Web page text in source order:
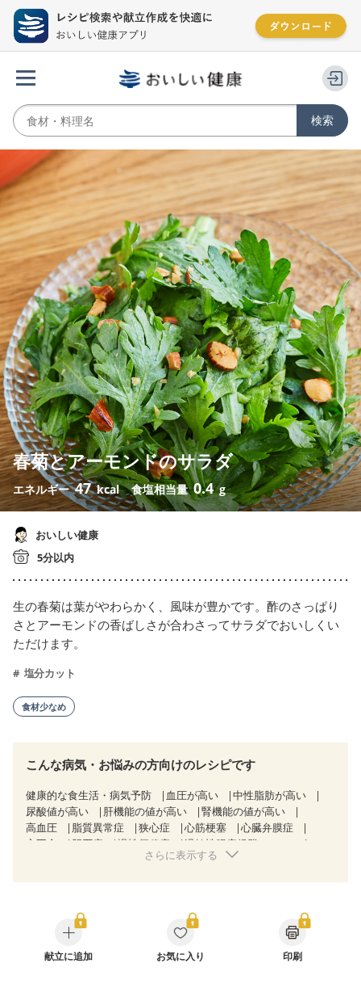
春菊とアーモンドのサラダ
エネルギー47 kcal 食塩相当量0.4 g
おいしい健康
5分以内
生の春菊は葉がやわらかく、風味が豊かです。酢のさっぱり
さとアーモンドの香ばしさが合わさってサラダでおいしくい
ただけます。
塩分カット
食材少なめ
こんな病気・お悩みの方向けのレシピです
健康的な食生活・病気予防 血圧が高い
中性脂肪が高い
尿酸値が高い
肝機能の値が高い
腎機能の値が高い
高血圧
脂質異常症 狭心症 心筋梗塞
心臓弁膜症
心不全
胆石症 慢性便秘症
過敏性腸症候群（IBS）
CKD（ステージ１）
乳がん治療を終えた方・経過観察中の方など
味の感じ方が変わった
食欲がない
妊婦健診・体重増加が気になる（初期）
さらに表示する
献立に追加 お気に入り 印刷